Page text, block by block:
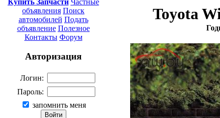
объявления Поиск
автомобилей Подать
объявление Полезное
Контакты Форум
Авторизация
Логин:
Пароль:
запомнить меня
Toyota